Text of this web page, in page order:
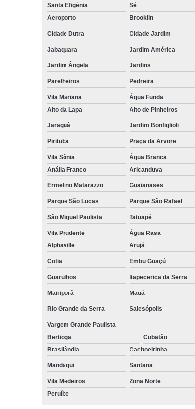
Santa Efigênia Sé
Aeroporto
Brooklin
Cidade Dutra Cidade Jardim
Jabaquara Jardim América
Jardim Ângela Jardins
Parelheiros Pedreira
Vila Mariana
Água Funda
Alto da Lapa
Alto de Pinheiros
Jaraguá Jardim Bonfiglioli
Pirituba Praça da Arvore
Vila Sônia
Água Branca
Anália Franco
Aricanduva
Ermelino Matarazzo Guaianases
Parque São Lucas Parque São Rafael
São Miguel Paulista Tatuapé
Vila Prudente
Água Rasa
Alphaville
Arujá
Cotia Embu Guaçú
Guarulhos Itapecerica da Serra
Mairiporã Mauá
Rio Grande da Serra Salesópolis
Vargem Grande Paulista
Bertioga
Cubatão
Brasilândia
Cachoeirinha
Mandaqui Santana
Vila Medeiros
Zona Norte
Peruíbe